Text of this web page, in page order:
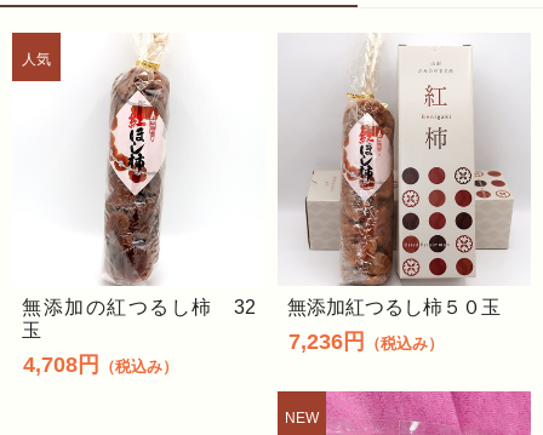
無添加の紅つるし柿 32
玉
4,708円 （税込み）
無添加紅つるし柿５０玉
7,236円 （税込み）